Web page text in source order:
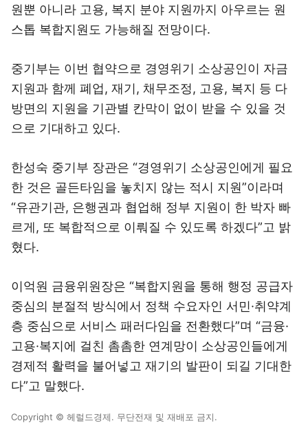
원뿐 아니라 고용, 복지 분야 지원까지 아우르는 원
스톱 복합지원도 가능해질 전망이다.
중기부는 이번 협약으로 경영위기 소상공인이 자금
지원과 함께 폐업, 재기, 채무조정, 고용, 복지 등 다
방면의 지원을 기관별 칸막이 없이 받을 수 있을 것
으로 기대하고 있다.
한성숙 중기부 장관은 “경영위기 소상공인에게 필요
한 것은 골든타임을 놓치지 않는 적시 지원”이라며
“유관기관, 은행권과 협업해 정부 지원이 한 박자 빠
르게, 또 복합적으로 이뤄질 수 있도록 하겠다”고 밝
혔다.
이억원 금융위원장은 “복합지원을 통해 행정 공급자
중심의 분절적 방식에서 정책 수요자인 서민·취약계
층 중심으로 서비스 패러다임을 전환했다”며 “금융·
고용·복지에 걸친 촘촘한 연계망이 소상공인들에게
경제적 활력을 불어넣고 재기의 발판이 되길 기대한
다”고 말했다.
Copyright © 헤럴드경제. 무단전재 및 재배포 금지.